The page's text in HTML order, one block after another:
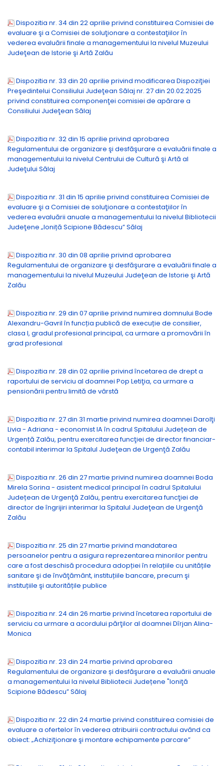
Dispozitia nr. 34 din 22 aprilie privind constituirea Comisiei de
evaluare şi a Comisiei de soluţionare a contestaţiilor în
vederea evaluării finale a managementului la nivelul Muzeului
Judeţean de Istorie şi Artă Zalău
Dispozitia nr. 33 din 20 aprilie privind modificarea Dispoziţiei
Preşedintelui Consiliului Judeţean Sălaj nr. 27 din 20.02.2025
privind constituirea componenţei comisiei de apărare a
Consiliului Judeţean Sălaj
Dispozitia nr. 32 din 15 aprilie privind aprobarea
Regulamentului de organizare şi desfăşurare a evaluării finale a
managementului la nivelul Centrului de Cultură şi Artă al
Judeţului Sălaj
Dispozitia nr. 31 din 15 aprilie privind constituirea Comisiei de
evaluare şi a Comisiei de soluţionare a contestaţiilor în
vederea evaluării anuale a managementului la nivelul Bibliotecii
Judeţene „Ioniță Scipione Bădescu” Sălaj
Dispozitia nr. 30 din 08 aprilie privind aprobarea
Regulamentului de organizare şi desfăşurare a evaluării finale a
managementului la nivelul Muzeului Judeţean de Istorie şi Artă
Zalău
Dispozitia nr. 29 din 07 aprilie privind numirea domnului Bode
Alexandru-Gavril în funcția publică de execuție de consilier,
clasa I, gradul profesional principal, ca urmare a promovării în
grad profesional
Dispozitia nr. 28 din 02 aprilie privind încetarea de drept a
raportului de serviciu al doamnei Pop Letiţia, ca urmare a
pensionării pentru limită de vârstă
Dispozitia nr. 27 din 31 martie privind numirea doamnei Darolţi
Livia - Adriana - economist IA în cadrul Spitalului Județean de
Urgență Zalău, pentru exercitarea funcţiei de director financiar-
contabil interimar la Spitalul Judeţean de Urgenţă Zalău
Dispozitia nr. 26 din 27 martie privind numirea doamnei Boda
Mirela Sorina - asistent medical principal în cadrul Spitalului
Județean de Urgenţă Zalău, pentru exercitarea funcţiei de
director de îngrijiri interimar la Spitalul Judeţean de Urgenţă
Zalău
Dispozitia nr. 25 din 27 martie privind mandatarea
persoanelor pentru a asigura reprezentarea minorilor pentru
care a fost deschisă procedura adopției în relațiile cu unitățile
sanitare şi de învăţământ, instituțiile bancare, precum şi
instituțiile şi autoritățile publice
Dispozitia nr. 24 din 26 martie privind încetarea raportului de
serviciu ca urmare a acordului părţilor al doamnei Dîrjan Alina-
Monica
Dispozitia nr. 23 din 24 martie privind aprobarea
Regulamentului de organizare și desfăşurare a evaluării anuale
a managementului la nivelul Bibliotecii Județene "Ioniţă
Scipione Bădescu” Sălaj
Dispozitia nr. 22 din 24 martie privind constituirea comisiei de
evaluare a ofertelor în vederea atribuirii contractului având ca
obiect: „Achiziţionare şi montare echipamente parcare”